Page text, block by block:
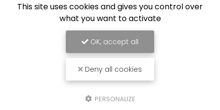
This site uses cookies and gives you control over
what you want to activate
OK, accept all
Deny all cookies
PERSONALIZE